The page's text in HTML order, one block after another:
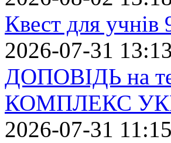
Квест для учнів
2026-07-31 13:13
ДОПОВІДЬ на
КОМПЛЕКС
2026-07-31 11:15